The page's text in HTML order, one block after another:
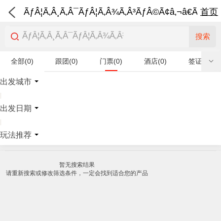
首页
搜索
全部(0) 跟团(0) 门票(0) 酒店(0) 签证(0)
特产商品(0)
出发城市
|
出发日期
|
玩法推荐
暂无搜索结果
请重新搜索或修改筛选条件，一定会找到适合您的产品